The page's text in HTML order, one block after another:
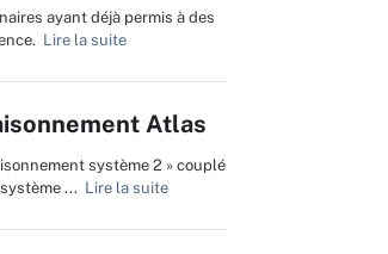
ayant déjà permis à des
Lire la suite
Atlas
système 2 » couplé
... Lire la suite